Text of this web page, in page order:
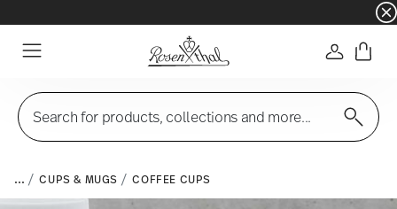
☀️ Summer SALE on selected items and
Login
Search for products, collections and more...
... CUPS & MUGS COFFEE CUPS